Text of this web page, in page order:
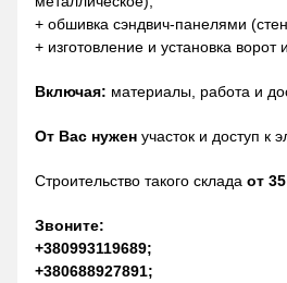
+ обшивка сэндвич-панелями
+ изготовление и установка ворот
Включая: материалы, работа и
От Вас нужен участок и доступ к
Строительство такого склада от
Звоните:
+380993119689;
+380688927891;